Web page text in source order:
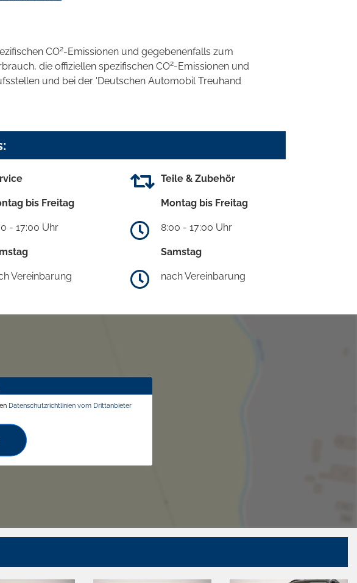
CO2-Emissionen und gegebenenfalls zum
die offiziellen spezifischen CO2-Emissionen und
und bei der 'Deutschen Automobil Treuhand
bis Freitag
- 17:00 Uhr
Vereinbarung
Teile & Zubehör
Montag bis Freitag
8:00 - 17:00 Uhr
Samstag
nach Vereinbarung
Datenschutzrichtlinien vom Drittanbieter